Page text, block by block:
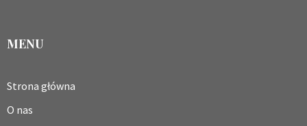
MENU
Strona główna
O nas